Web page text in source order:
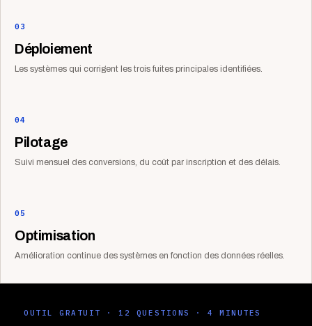
03
Déploiement
Les systèmes qui corrigent les trois fuites principales identifiées.
04
Pilotage
Suivi mensuel des conversions, du coût par inscription et des délais.
05
Optimisation
Amélioration continue des systèmes en fonction des données réelles.
OUTIL GRATUIT · 12 QUESTIONS · 4 MINUTES